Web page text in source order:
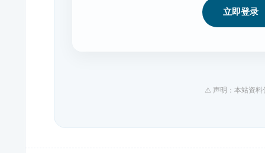
立即登录
⚠️ 声明：本站资料